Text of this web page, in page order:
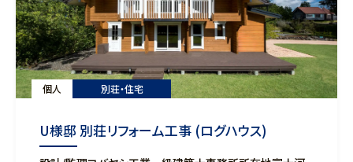
個人 別荘・住宅
U様邸 別荘リフォーム工事 (ログハウス)